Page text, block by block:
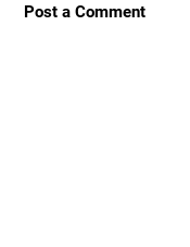
Post a Comment